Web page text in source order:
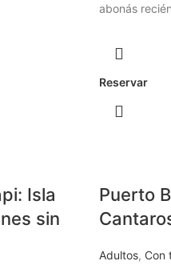
abonás
Reservar
Isla
sin
Puerto
Adultos, Con